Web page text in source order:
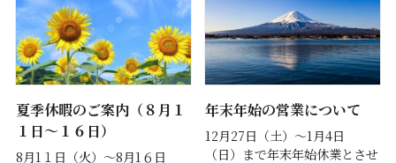
夏季休暇のご案内（８月１
１日～１６日）
8月1１日（火）～8月1６日
年末年始の営業について
12月27日（土）～1月4日
（日）まで年末年始休業とさせ